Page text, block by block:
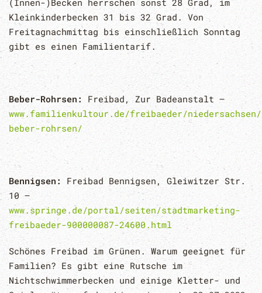
(Innen-)Becken herrschen sonst 28 Grad, im
Kleinkinderbecken 31 bis 32 Grad. Von
Freitagnachmittag bis einschließlich Sonntag
gibt es einen Familientarif.
Beber-Rohrsen:
Freibad, Zur Badeanstalt –
www.familienkultour.de/freibaeder/
beber-rohrsen/
Bennigsen:
Freibad Bennigsen, Gleiwitzer Str.
10 –
www.springe.de/portal/seiten/stadtmarketing-
freibaeder-900000087-24600.html
Schönes Freibad im Grünen. Warum geeignet für
Familien? Es gibt eine Rutsche im
Nichtschwimmerbecken und einige Kletter- und